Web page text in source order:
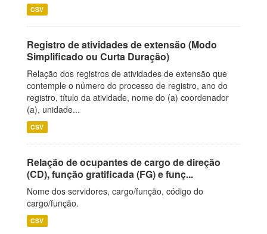
CSV
Registro de atividades de extensão (Modo
Simplificado ou Curta Duração)
Relação dos registros de atividades de extensão que
contemple o número do processo de registro, ano do
registro, título da atividade, nome do (a) coordenador
(a), unidade...
CSV
Relação de ocupantes de cargo de direção
(CD), função gratificada (FG) e funç...
Nome dos servidores, cargo/função, código do
cargo/função.
CSV